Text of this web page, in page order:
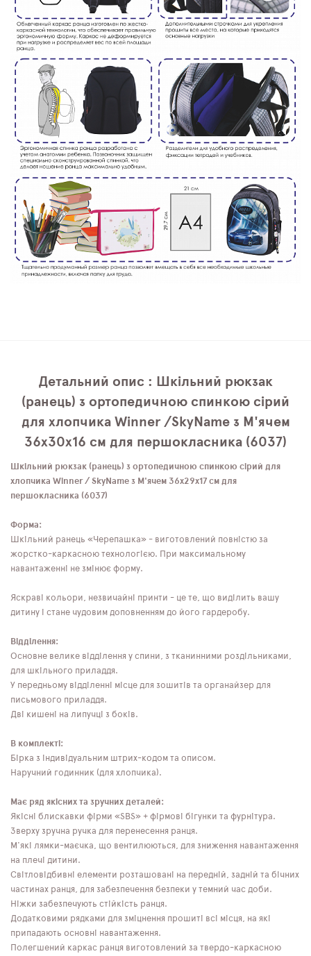
Детальний опис : Шкільний рюкзак
(ранець) з ортопедичною спинкою сірий
для хлопчика Winner /SkyName з М'ячем
36х30х16 см для першокласника (6037)
Шкільний рюкзак (ранець) з ортопедичною спинкою сірий для
хлопчика Winner / SkyName з М'ячем 36х29х17 см для
першокласника (6037)
Форма:
Шкільний ранець «Черепашка» - виготовлений повністю за
жорстко-каркасною технологією. При максимальному
навантаженні не змінює форму.
Яскраві кольори, незвичайні принти - це те, що виділить вашу
дитину і стане чудовим доповненням до його гардеробу.
Відділення:
Основне велике відділення у спини, з тканинними роздільниками,
для шкільного приладдя.
У передньому відділенні місце для зошитів та органайзер для
письмового приладдя.
Дві кишені на липучці з боків.
В комплекті:
Бірка з індивідуальним штрих-кодом та описом.
Наручний годинник (для хлопчика).
Має ряд якісних та зручних деталей:
Якісні блискавки фірми «SBS» + фірмові бігунки та фурнітура.
Зверху зручна ручка для перенесення ранця.
М'які лямки-маєчка, що вентилюються, для зниження навантаження
на плечі дитини.
Світловідбивні елементи розташовані на передній, задній та бічних
частинах ранця, для забезпечення безпеки у темний час доби.
Ніжки забезпечують стійкість ранця.
Додатковими рядками для зміцнення прошиті всі місця, на які
припадають основні навантаження.
Полегшений каркас ранця виготовлений за твердо-каркасною